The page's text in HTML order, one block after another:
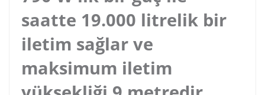
saatte 19.000 litrelik bir
iletim sağlar ve
maksimum iletim